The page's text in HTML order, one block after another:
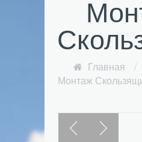
Главная /
Монтаж